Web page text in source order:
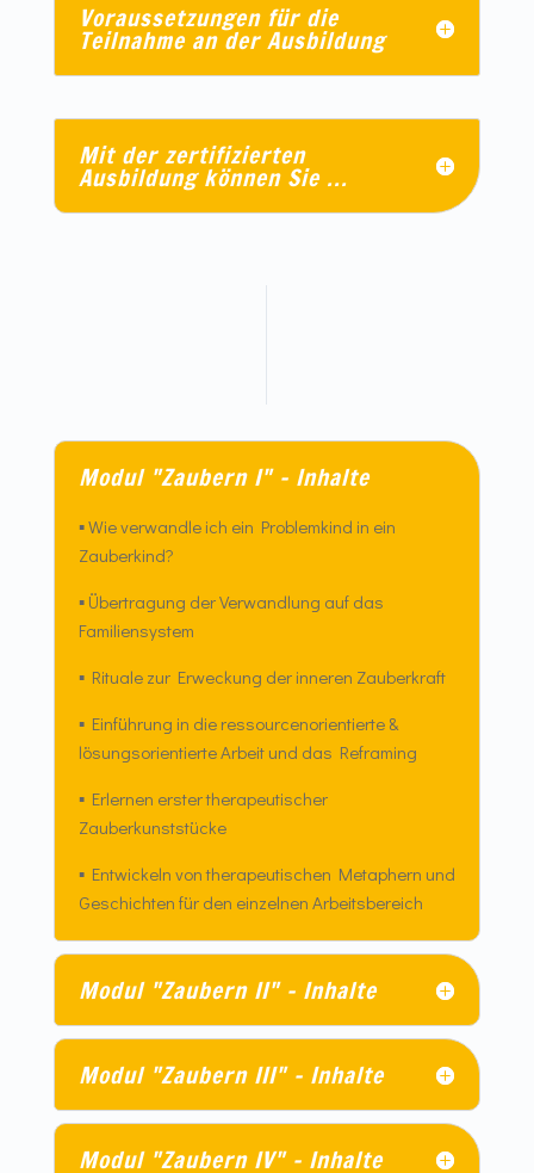
Voraussetzungen für die
Teilnahme an der Ausbildung
Mit der zertifizierten
Ausbildung können Sie ...
Modul "Zaubern I" – Inhalte
▪Wie verwandle ich ein Problemkind in ein
Zauberkind?
▪ Übertragung der Verwandlung auf das
Familiensystem
▪ Rituale zur Erweckung der inneren Zauberkraft
▪ Einführung in die ressourcenorientierte &
lösungsorientierte Arbeit und das Reframing
▪ Erlernen erster therapeutischer
Zauberkunststücke
▪ Entwickeln von therapeutischen Metaphern und
Geschichten für den einzelnen Arbeitsbereich
Modul "Zaubern II" – Inhalte
Modul "Zaubern III" – Inhalte
Modul "Zaubern IV" – Inhalte